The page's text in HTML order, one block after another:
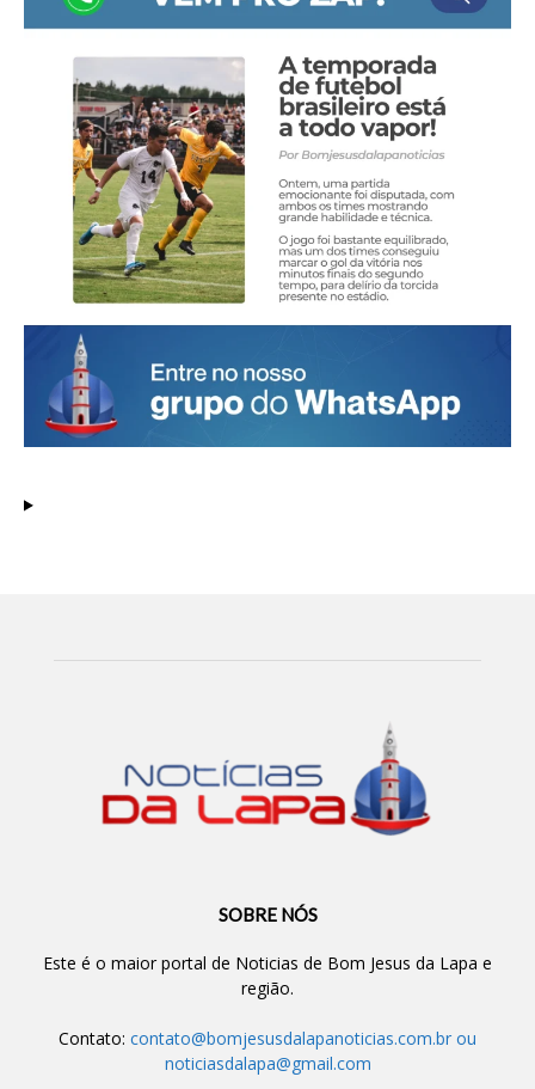
SOBRE NÓS
Este é o maior portal de Noticias de Bom Jesus da Lapa e
região.
Contato: contato@bomjesusdalapanoticias.com.br ou
noticiasdalapa@gmail.com